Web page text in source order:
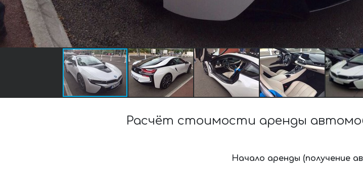
Расчёт стоимости аренды
Начало аренды (получение